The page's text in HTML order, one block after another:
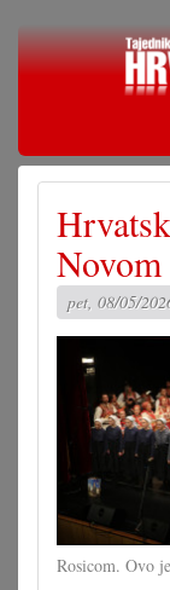
Skoči
pet, 08/05/
Rosicom. Ovo